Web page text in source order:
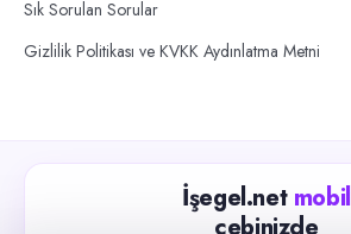
Sık Sorulan Sorular
Gizlilik Politikası ve KVKK Aydınlatma Metni
İşegel.net mobil